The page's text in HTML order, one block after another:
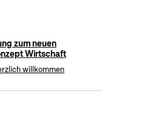
zum neuen
Wirtschaft
willkommen